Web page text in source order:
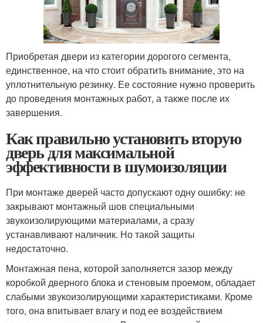
Приобретая двери из категории дорогого сегмента,
единственное, на что стоит обратить внимание, это на
уплотнительную резинку. Ее состояние нужно проверить
до проведения монтажных работ, а также после их
завершения.
Как правильно установить вторую
дверь для максимальной
эффективности в шумоизоляции
При монтаже дверей часто допускают одну ошибку: не
закрывают монтажный шов специальными
звукоизолирующими материалами, а сразу
устанавливают наличник. Но такой защиты
недостаточно.
Монтажная пена, которой заполняется зазор между
коробкой дверного блока и стеновым проемом, обладает
слабыми звукоизолирующими характеристиками. Кроме
того, она впитывает влагу и под ее воздействием